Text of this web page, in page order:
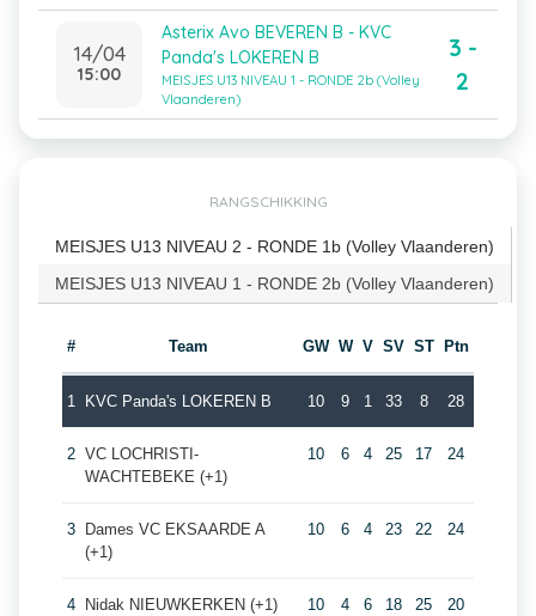
14/04
15:00
Asterix Avo BEVEREN B - KVC
Panda's LOKEREN B
MEISJES U13 NIVEAU 1 - RONDE 2b (Volley
Vlaanderen)
3 -
2
RANGSCHIKKING
MEISJES U13 NIVEAU 2 - RONDE 1b (Volley Vlaanderen)
MEISJES U13 NIVEAU 1 - RONDE 2b (Volley Vlaanderen)
# Team GW W V SV ST Ptn
1 KVC Panda's LOKEREN B 10 9 1 33 8 28
2 VC LOCHRISTI-
WACHTEBEKE (+1)
10 6 4 25 17 24
3
Dames VC EKSAARDE A
(+1)
10 6 4 23 22 24
4 Nidak NIEUWKERKEN (+1) 10 4 6 18 25 20